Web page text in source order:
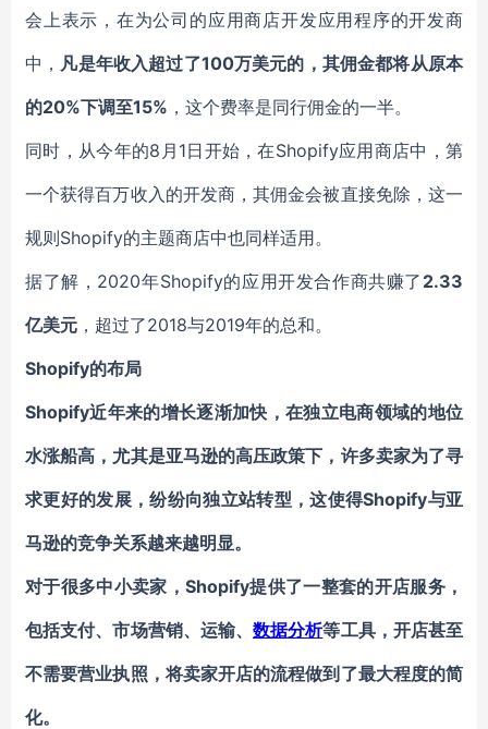
会上表示，在为公司的应用商店开发应用程序的开发商
中， 凡是年收入超过了100万美元的，其佣金都将从原本
的20%下调至15% ，这个费率是同行佣金的一半。
同时，从今年的8月1日开始，在Shopify应用商店中，第
一个获得百万收入的开发商，其佣金会被直接免除，这一
规则Shopify的主题商店中也同样适用。
据了解，2020年Shopify的应用开发合作商共赚了 2.33
亿美元 ，超过了2018与2019年的总和。
Shopify的布局
Shopify近年来的增长逐渐加快，在独立电商领域的地位
水涨船高，尤其是亚马逊的高压政策下，许多卖家为了寻
求更好的发展，纷纷向独立站转型，这使得Shopify与亚
马逊的竞争关系越来越明显。
对于很多中小卖家，Shopify提供了一整套的开店服务，
包括支付、市场营销、运输、数据分析等工具，开店甚至
不需要营业执照，将卖家开店的流程做到了最大程度的简
化。